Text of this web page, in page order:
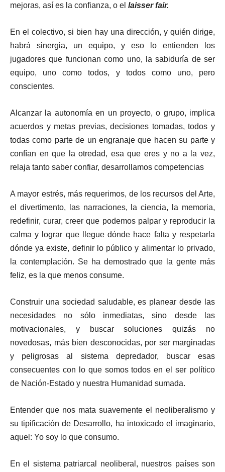
mejoras, así es la confianza, o el laisser fair.
En el colectivo, si bien hay una dirección, y quién dirige,
habrá sinergia, un equipo, y eso lo entienden los
jugadores que funcionan como uno, la sabiduría de ser
equipo, uno como todos, y todos como uno, pero
conscientes.
Alcanzar la autonomía en un proyecto, o grupo, implica
acuerdos y metas previas, decisiones tomadas, todos y
todas como parte de un engranaje que hacen su parte y
confían en que la otredad, esa que eres y no a la vez,
relaja tanto saber confiar, desarrollamos competencias
A mayor estrés, más requerimos, de los recursos del Arte,
el divertimento, las narraciones, la ciencia, la memoria,
redefinir, curar, creer que podemos palpar y reproducir la
calma y lograr que llegue dónde hace falta y respetarla
dónde ya existe, definir lo público y alimentar lo privado,
la contemplación. Se ha demostrado que la gente más
feliz, es la que menos consume.
Construir una sociedad saludable, es planear desde las
necesidades no sólo inmediatas, sino desde las
motivacionales, y buscar soluciones quizás no
novedosas, más bien desconocidas, por ser marginadas
y peligrosas al sistema depredador, buscar esas
consecuentes con lo que somos todos en el ser político
de Nación-Estado y nuestra Humanidad sumada.
Entender que nos mata suavemente el neoliberalismo y
su tipificación de Desarrollo, ha intoxicado el imaginario,
aquel: Yo soy lo que consumo.
En el sistema patriarcal neoliberal, nuestros países son